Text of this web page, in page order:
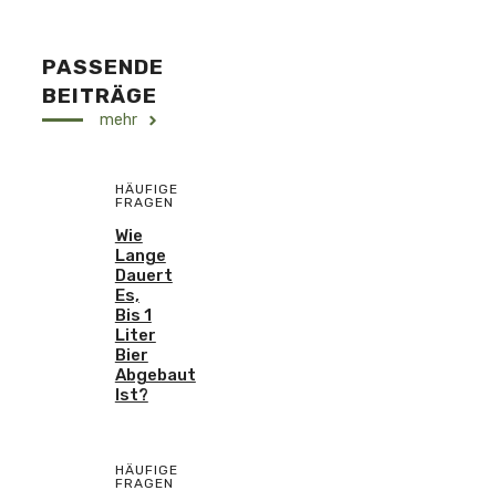
PASSENDE
BEITRÄGE
mehr
HÄUFIGE
FRAGEN
Wie
Lange
Dauert
Es,
Bis 1
Liter
Bier
Abgebaut
Ist?
HÄUFIGE
FRAGEN